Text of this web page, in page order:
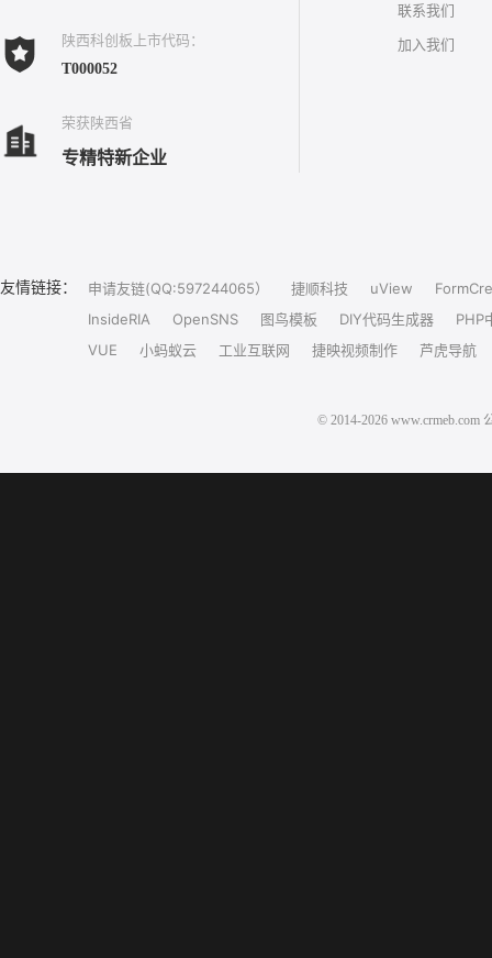
陕西科创板上市代码：
T000052
荣获陕西省
专精特新企业
联系我们
加入我们
友情链接： 申请友链(QQ:597244065） 捷顺科技 uView
InsideRIA
OpenSNS 图鸟模板 DIY代码生成器
PHP
VUE
小蚂蚁云 工业互联网 捷映视频制作 芦虎导航
© 2014-2026